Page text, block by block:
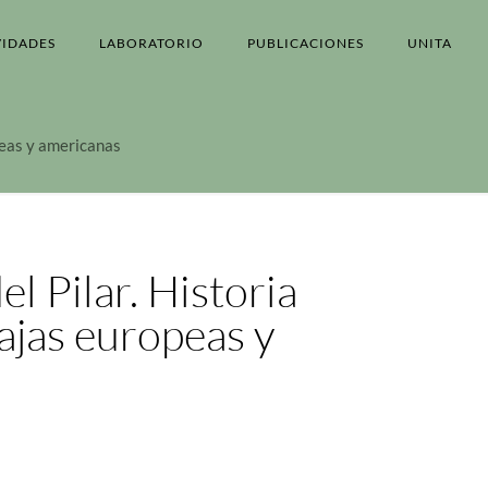
LABORATORIO PUBLICACIONES UNITA
y americanas
Pilar. Historia
europeas y